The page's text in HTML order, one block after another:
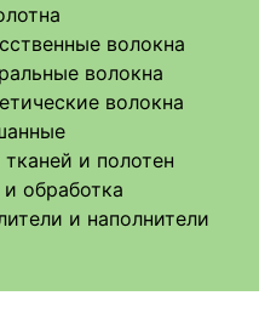
волокна
волокна
волокна
и полотен
обработка
и наполнители